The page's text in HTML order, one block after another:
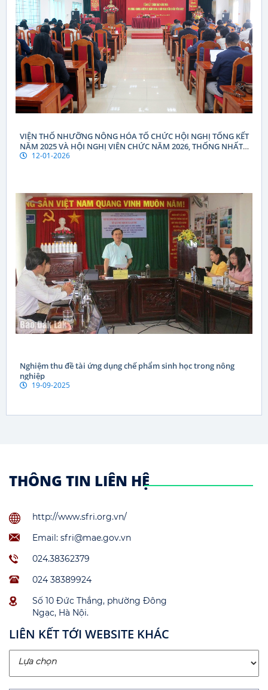
VIỆN THỔ NHƯỠNG NÔNG HÓA TỔ CHỨC HỘI NGHỊ TỔNG KẾT
NĂM 2025 VÀ HỘI NGHỊ VIÊN CHỨC NĂM 2026, THỐNG NHẤT
PHƯƠNG HƯỚNG PHÁT TRIỂN GIAI ĐOẠN MỚI
12-01-2026
Nghiệm thu đề tài ứng dụng chế phẩm sinh học trong nông
nghiệp
19-09-2025
THÔNG TIN LIÊN HỆ
http://www.sfri.org.vn/
Email: sfri@mae.gov.vn
024.38362379
024 38389924
Số 10 Đức Thắng, phường Đông
Ngạc, Hà Nội.
LIÊN KẾT TỚI WEBSITE KHÁC